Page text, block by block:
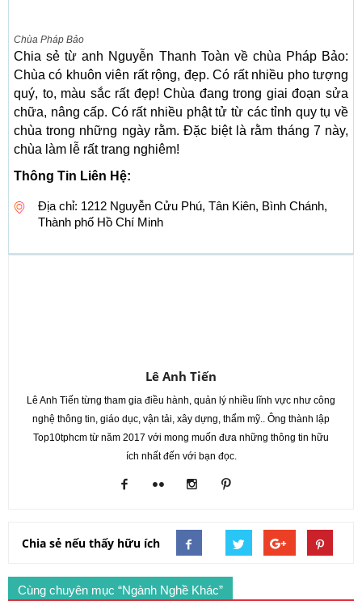
Chùa Pháp Bảo
Chia sẻ từ anh Nguyễn Thanh Toàn về chùa Pháp Bảo:
Chùa có khuôn viên rất rộng, đẹp. Có rất nhiều pho tượng
quý, to, màu sắc rất đẹp! Chùa đang trong giai đoạn sửa
chữa, nâng cấp. Có rất nhiều phật tử từ các tỉnh quy tụ về
chùa trong những ngày rằm. Đặc biệt là rằm tháng 7 này,
chùa làm lễ rất trang nghiêm!
Thông Tin Liên Hệ:
Địa chỉ: 1212 Nguyễn Cửu Phú, Tân Kiên, Bình Chánh,
Thành phố Hồ Chí Minh
Lê Anh Tiến
Lê Anh Tiến từng tham gia điều hành, quản lý nhiều lĩnh vực như công
nghệ thông tin, giáo dục, vận tải, xây dựng, thẩm mỹ.. Ông thành lập
Top10tphcm từ năm 2017 với mong muốn đưa những thông tin hữu
ích nhất đến với bạn đọc.
Chia sẻ nếu thấy hữu ích
Cùng chuyên mục “Ngành Nghề Khác”